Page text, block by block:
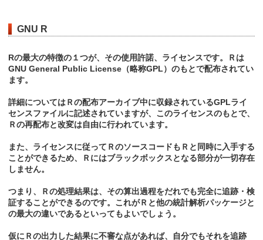
GNU R
Rの最大の特徴の１つが、その使用許諾、ライセンスです。Ｒは
GNU General Public License（略称GPL）のもとで配布されてい
ます。
詳細についてはＲの配布アーカイブ中に収録されているGPLライ
センスファイルに記述されていますが、このライセンスのもとで、
Ｒの再配布と改変は自由に行われています。
また、ライセンスに従ってＲのソースコードもＲと同時に入手する
ことができるため、Ｒにはブラックボックスとなる部分が一切存在
しません。
つまり、Ｒの処理結果は、その算出過程をだれでも完全に追跡・検
証することができるのです。これがＲと他の統計解析パッケージと
の最大の違いであるといってもよいでしょう。
仮にＲの出力した結果に不審な点があれば、自分でもそれを追跡